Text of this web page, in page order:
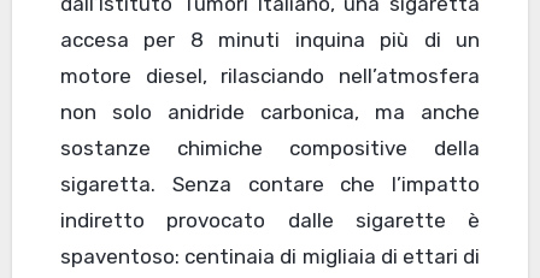
accesa per 8 minuti inquina più di un
motore diesel, rilasciando nell’atmosfera
non solo anidride carbonica, ma anche
sostanze chimiche compositive della
sigaretta. Senza contare che l’impatto
indiretto provocato dalle sigarette è
spaventoso: centinaia di migliaia di ettari di